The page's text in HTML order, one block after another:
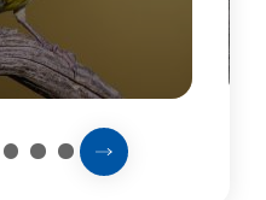
Prochaine slide
4 5 6